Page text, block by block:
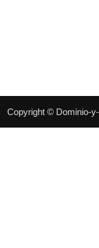
Copyright © Dominio-